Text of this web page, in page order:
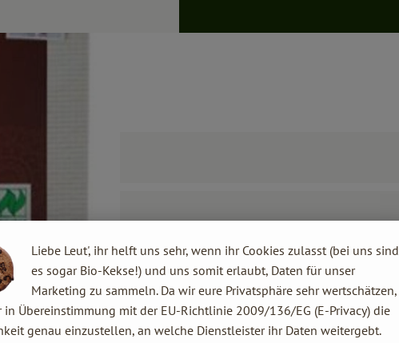
Liebe Leut', ihr helft uns sehr, wenn ihr Cookies zulasst (bei uns sind
es sogar Bio-Kekse!) und uns somit erlaubt, Daten für unser
Marketing zu sammeln. Da wir eure Privatsphäre sehr wertschätzen,
in Übereinstimmung mit der EU-Richtlinie 2009/136/EG (E-Privacy) die
genau einzustellen, an welche Dienstleister ihr Daten weitergebt.